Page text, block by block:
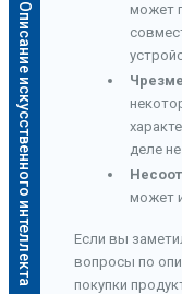
Описание искусственного интеллекта
может
деле
может
Если вы
вопросы по
покупки